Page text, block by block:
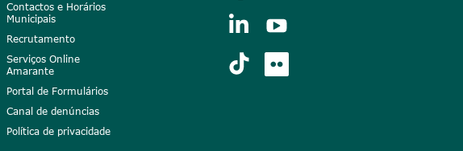
Contactos e Horários
Municipais
Recrutamento
Serviços Online
Amarante
Portal de Formulários
Canal de denúncias
Política de privacidade